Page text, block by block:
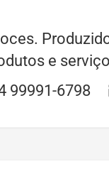
e
99991-6798